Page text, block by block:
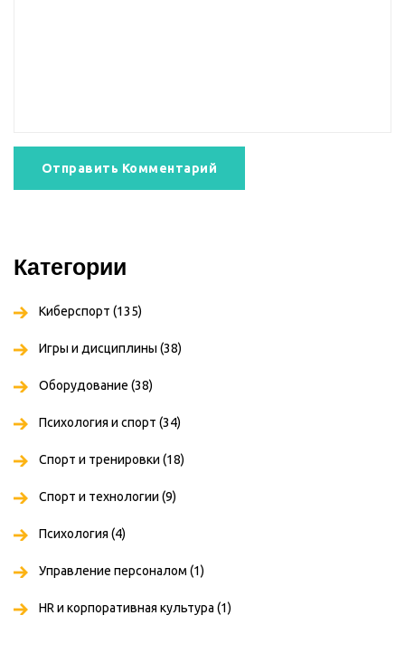
Отправить Комментарий
Категории
Киберспорт (135)
Игры и дисциплины (38)
Оборудование (38)
Психология и спорт (34)
Спорт и тренировки (18)
Спорт и технологии (9)
Психология (4)
Управление персоналом (1)
HR и корпоративная культура (1)